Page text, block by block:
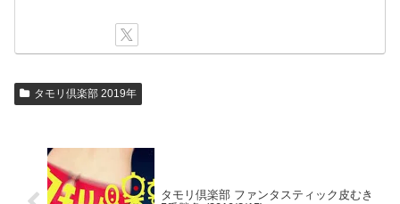
タモリ倶楽部 2019年
タモリ倶楽部 ファンタスティック皮むき